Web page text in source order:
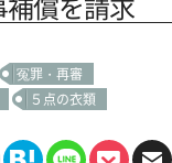
冤罪・再審
５点の衣類